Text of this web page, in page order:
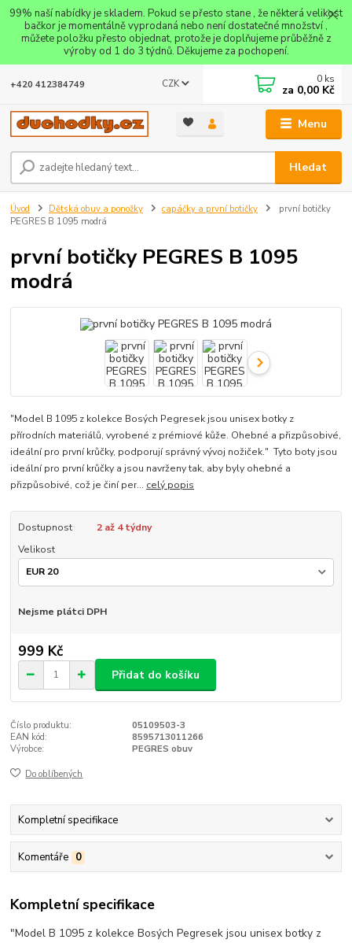
99% naší nabídky je skladem. Pokud se přesto stane , že některá velikost
bačkor je momentálně vyprodaná nebo není dostatečné množství ,
můžete položku přesto objednat, protože je doplňujeme průběžně z
výroby od 1 do 3 týdnů. Děkujeme za pochopení.
Menu
CZK
Hledat
+420 412384749 0 ks
za 0,00 Kč
Úvod Dětská obuv a ponožky capáčky a první botičky
první botičky
PEGRES B 1095 modrá
první botičky PEGRES B 1095
modrá
"Model B 1095 z kolekce Bosých Pegresek jsou unisex botky z
přírodních materiálů, vyrobené z prémiové kůže. Ohebné a přizpůsobivé,
ideální pro první krůčky, podporují správný vývoj nožiček." Tyto boty jsou
ideální pro první krůčky a jsou navrženy tak, aby byly ohebné a
přizpůsobivé, což je činí per... celý popis
Dostupnost
2 až 4 týdny
Velikost
Nejsme plátci DPH
999 Kč
Přidat do košíku
Číslo produktu:
05109503-3
EAN kód:
8595713011266
Výrobce:
PEGRES obuv
Do oblíbených
Kompletní specifikace
Komentáře 0
Kompletní specifikace
"Model B 1095 z kolekce Bosých Pegresek jsou unisex botky z